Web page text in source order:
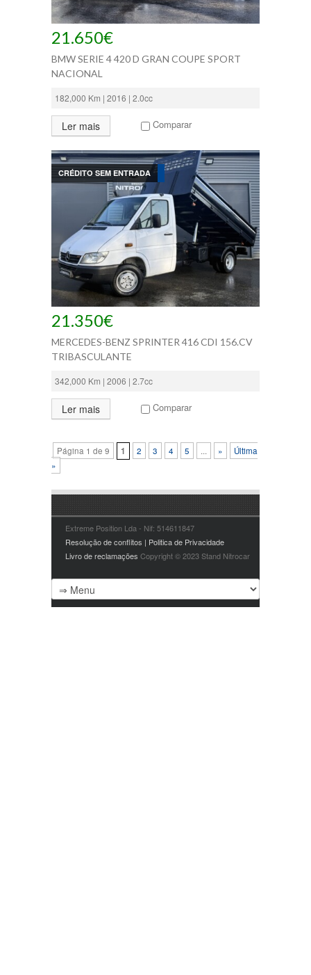
21.650€
BMW SERIE 4 420 D GRAN COUPE SPORT
NACIONAL
182,000 Km | 2016 | 2.0cc
Ler mais Comparar
CRÉDITO SEM ENTRADA
21.350€
MERCEDES-BENZ SPRINTER 416 CDI 156.CV
TRIBASCULANTE
342,000 Km | 2006 | 2.7cc
Ler mais Comparar
Página 1 de 9 1 2 3 4 5 ... »
Última
»
Extreme Position Lda - Nif: 514611847
Resolução de conflitos | Politica de Privacidade
Livro de reclamações Copyright © 2023 Stand Nitrocar